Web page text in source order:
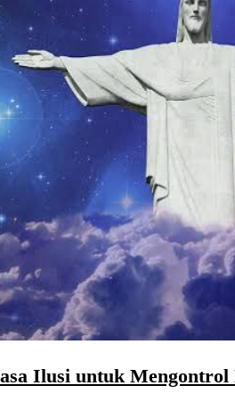
Ilusi untuk Mengontrol